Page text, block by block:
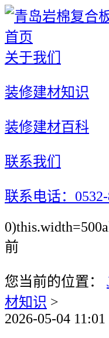
首页
关于我们
装修建材知识
装修建材百科
联系我们
联系电话：0532-
前
您当前的位置：
材知识 >
2026-05-04 11:01